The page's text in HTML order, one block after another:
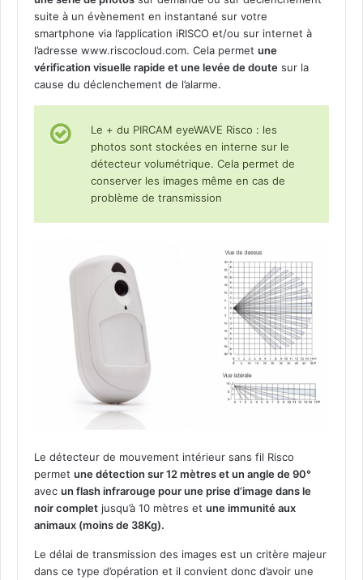
suite à un évènement en instantané sur votre
smartphone via l’application iRISCO et/ou sur internet à
l’adresse www.riscocloud.com. Cela permet une
vérification visuelle rapide et une levée de doute sur la
cause du déclenchement de l’alarme.
Le + du PIRCAM eyeWAVE Risco : les
photos sont stockées en interne sur le
détecteur volumétrique. Cela permet de
conserver les images même en cas de
problème de transmission
Le détecteur de mouvement intérieur sans fil Risco
permet une détection sur 12 mètres et un angle de 90°
avec un flash infrarouge pour une prise d’image dans le
noir complet jusqu’à 10 mètres et une immunité aux
animaux (moins de 38Kg).
Le délai de transmission des images est un critère majeur
dans ce type d’opération et il convient donc d’avoir une